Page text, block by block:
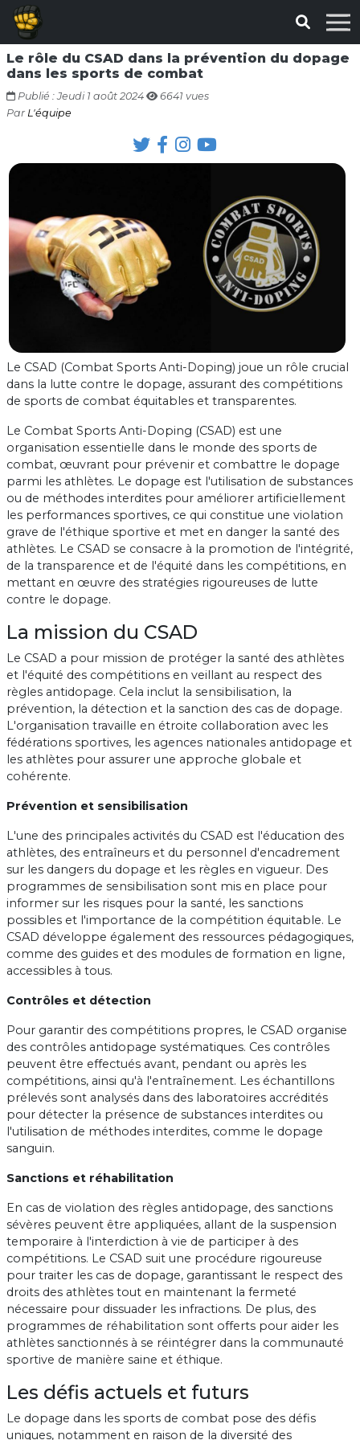
Le rôle du CSAD dans la prévention du dopage
dans les sports de combat
Publié : Jeudi 1 août 2024
6641 vues
Par L'équipe
Le CSAD (Combat Sports Anti-Doping) joue un rôle crucial
dans la lutte contre le dopage, assurant des compétitions
de sports de combat équitables et transparentes.
Le Combat Sports Anti-Doping (CSAD) est une
organisation essentielle dans le monde des sports de
combat, œuvrant pour prévenir et combattre le dopage
parmi les athlètes. Le dopage est l'utilisation de substances
ou de méthodes interdites pour améliorer artificiellement
les performances sportives, ce qui constitue une violation
grave de l'éthique sportive et met en danger la santé des
athlètes. Le CSAD se consacre à la promotion de l'intégrité,
de la transparence et de l'équité dans les compétitions, en
mettant en œuvre des stratégies rigoureuses de lutte
contre le dopage.
La mission du CSAD
Le CSAD a pour mission de protéger la santé des athlètes
et l'équité des compétitions en veillant au respect des
règles antidopage. Cela inclut la sensibilisation, la
prévention, la détection et la sanction des cas de dopage.
L'organisation travaille en étroite collaboration avec les
fédérations sportives, les agences nationales antidopage et
les athlètes pour assurer une approche globale et
cohérente.
Prévention et sensibilisation
L'une des principales activités du CSAD est l'éducation des
athlètes, des entraîneurs et du personnel d'encadrement
sur les dangers du dopage et les règles en vigueur. Des
programmes de sensibilisation sont mis en place pour
informer sur les risques pour la santé, les sanctions
possibles et l'importance de la compétition équitable. Le
CSAD développe également des ressources pédagogiques,
comme des guides et des modules de formation en ligne,
accessibles à tous.
Contrôles et détection
Pour garantir des compétitions propres, le CSAD organise
des contrôles antidopage systématiques. Ces contrôles
peuvent être effectués avant, pendant ou après les
compétitions, ainsi qu'à l'entraînement. Les échantillons
prélevés sont analysés dans des laboratoires accrédités
pour détecter la présence de substances interdites ou
l'utilisation de méthodes interdites, comme le dopage
sanguin.
Sanctions et réhabilitation
En cas de violation des règles antidopage, des sanctions
sévères peuvent être appliquées, allant de la suspension
temporaire à l'interdiction à vie de participer à des
compétitions. Le CSAD suit une procédure rigoureuse
pour traiter les cas de dopage, garantissant le respect des
droits des athlètes tout en maintenant la fermeté
nécessaire pour dissuader les infractions. De plus, des
programmes de réhabilitation sont offerts pour aider les
athlètes sanctionnés à se réintégrer dans la communauté
sportive de manière saine et éthique.
Les défis actuels et futurs
Le dopage dans les sports de combat pose des défis
uniques, notamment en raison de la diversité des